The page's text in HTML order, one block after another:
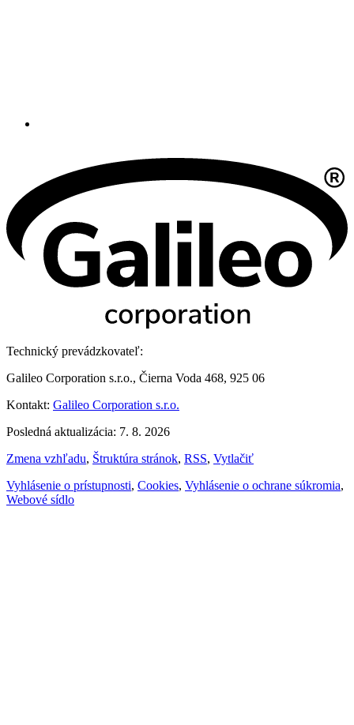
Technický prevádzkovateľ:
Galileo Corporation s.r.o., Čierna Voda 468, 925 06
Kontakt: Galileo Corporation s.r.o.
Posledná aktualizácia: 7. 8. 2026
Zmena vzhľadu, Štruktúra stránok, RSS, Vytlačiť
Vyhlásenie o prístupnosti, Cookies, Vyhlásenie o ochrane súkromia,
Webové sídlo